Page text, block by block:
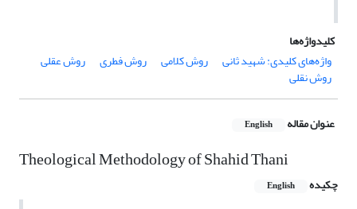
کلیدواژه‌ها
واژه‌های کلیدی: شهید ثانی
روش کلامی روش فطری روش عقلی
روش نقلی
عنوان مقاله English
Theological Methodology of Shahid Thani
چکیده English